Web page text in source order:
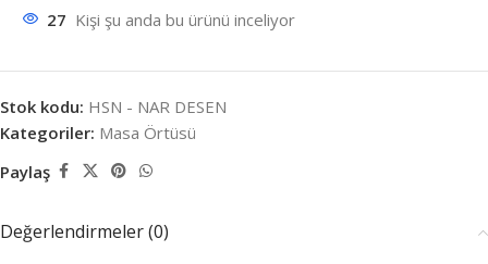
27 Kişi şu anda bu ürünü inceliyor
Stok kodu: HSN - NAR DESEN
Kategoriler: Masa Örtüsü
Paylaş
Değerlendirmeler (0)